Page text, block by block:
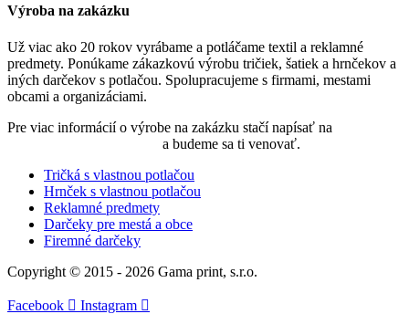
Výroba na zakázku
Už viac ako 20 rokov vyrábame a potláčame textil a reklamné
predmety. Ponúkame zákazkovú výrobu tričiek, šatiek a hrnčekov a
iných darčekov s potlačou. Spolupracujeme s firmami, mestami
obcami a organizáciami.
Pre viac informácií o výrobe na zakázku stačí napísať na
a budeme sa ti venovať.
Tričká s vlastnou potlačou
Hrnček s vlastnou potlačou
Reklamné predmety
Darčeky pre mestá a obce
Firemné darčeky
Copyright © 2015 - 2026 Gama print, s.r.o.
Facebook Instagram